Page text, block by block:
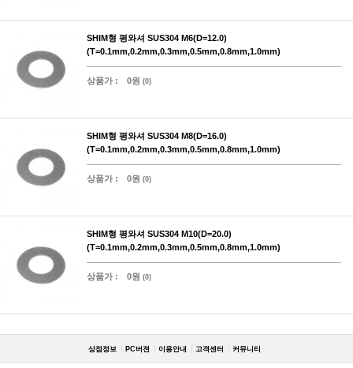
SHIM형 평와셔 SUS304 M6(D=12.0)
(T=0.1mm,0.2mm,0.3mm,0.5mm,0.8mm,1.0mm)
상품가 : 0원 (0)
SHIM형 평와셔 SUS304 M8(D=16.0)
(T=0.1mm,0.2mm,0.3mm,0.5mm,0.8mm,1.0mm)
상품가 : 0원 (0)
SHIM형 평와셔 SUS304 M10(D=20.0)
(T=0.1mm,0.2mm,0.3mm,0.5mm,0.8mm,1.0mm)
상품가 : 0원 (0)
상점정보 PC버젼 이용안내 고객센터 커뮤니티